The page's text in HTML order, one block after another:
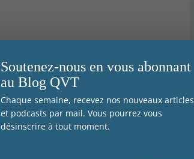
Harcèlement au
Soutenez-nous en vous abonnant
au Blog QVT
Chaque semaine, recevez nos nouveaux articles
et podcasts par mail. Vous pourrez vous
désinscrire à tout moment.